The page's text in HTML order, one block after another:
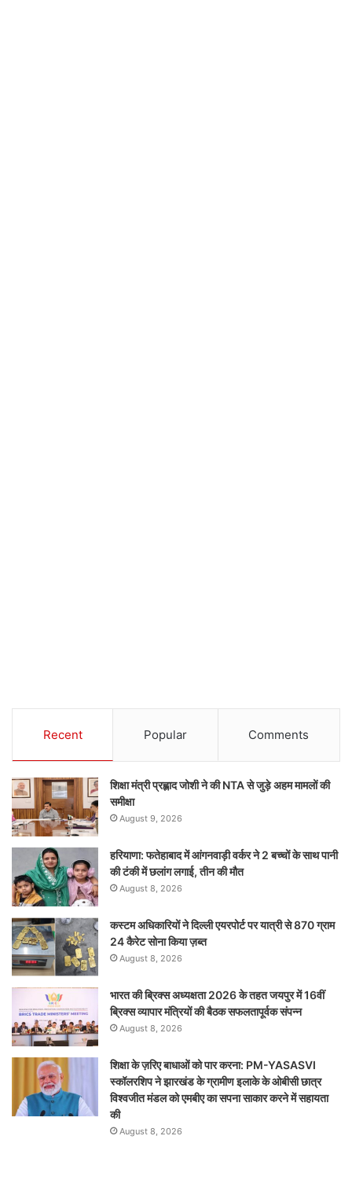
Recent Popular Comments
शिक्षा मंत्री प्रह्लाद जोशी ने की NTA से जुड़े अहम मामलों की
समीक्षा
August 9, 2026
हरियाणा: फतेहाबाद में आंगनवाड़ी वर्कर ने 2 बच्चों के साथ पानी
की टंकी में छलांग लगाई, तीन की मौत
August 8, 2026
कस्टम अधिकारियों ने दिल्ली एयरपोर्ट पर यात्री से 870 ग्राम
24 कैरेट सोना किया ज़ब्त
August 8, 2026
भारत की ब्रिक्‍स अध्यक्षता 2026 के तहत जयपुर में 16वीं
ब्रिक्‍स व्यापार मंत्रियों की बैठक सफलतापूर्वक संपन्न
August 8, 2026
शिक्षा के ज़रिए बाधाओं को पार करना: PM-YASASVI
स्कॉलरशिप ने झारखंड के ग्रामीण इलाके के ओबीसी छात्र
विश्वजीत मंडल को एमबीए का सपना साकार करने में सहायता
की
August 8, 2026